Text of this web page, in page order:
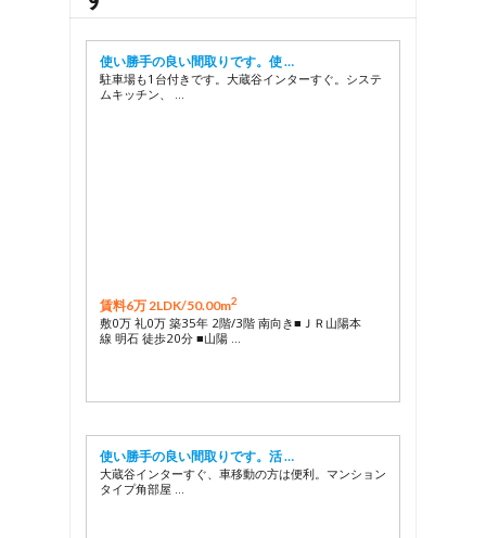
使い勝手の良い間取りです。使 …
駐車場も1台付きです。大蔵谷インターすぐ。システ
ムキッチン、 …
賃料6万 2LDK/50.00m2
敷0万 礼0万 築35年 2階/3階 南向き■ＪＲ山陽本
線 明石 徒歩20分 ■山陽 …
使い勝手の良い間取りです。活 …
大蔵谷インターすぐ、車移動の方は便利。マンション
タイプ角部屋 …